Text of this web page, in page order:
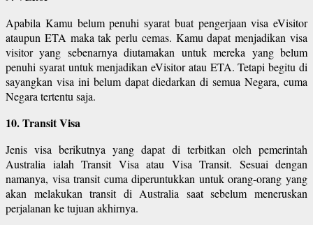
Apabila Kamu belum penuhi syarat buat pengerjaan visa eVisitor
ataupun ETA maka tak perlu cemas. Kamu dapat menjadikan visa
visitor yang sebenarnya diutamakan untuk mereka yang belum
penuhi syarat untuk menjadikan eVisitor atau ETA. Tetapi begitu di
sayangkan visa ini belum dapat diedarkan di semua Negara, cuma
Negara tertentu saja.
10. Transit Visa
Jenis visa berikutnya yang dapat di terbitkan oleh pemerintah
Australia ialah Transit Visa atau Visa Transit. Sesuai dengan
namanya, visa transit cuma diperuntukkan untuk orang-orang yang
akan melakukan transit di Australia saat sebelum meneruskan
perjalanan ke tujuan akhirnya.